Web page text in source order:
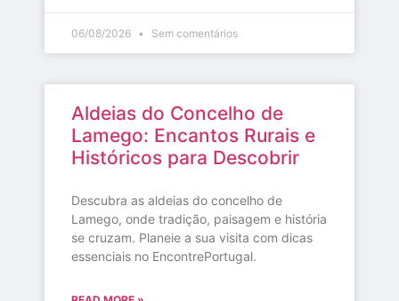
06/08/2026 Sem comentários
Aldeias do Concelho de
Lamego: Encantos Rurais e
Históricos para Descobrir
Descubra as aldeias do concelho de
Lamego, onde tradição, paisagem e história
se cruzam. Planeie a sua visita com dicas
essenciais no EncontrePortugal.